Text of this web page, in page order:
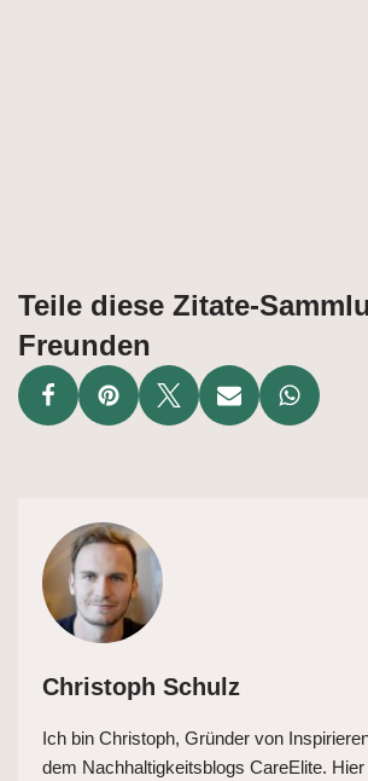
Teile diese Zitate-
Freunden
Christoph Schulz
Ich bin Christoph, Gründer von
dem Nachhaltigkeitsblogs CareElite.